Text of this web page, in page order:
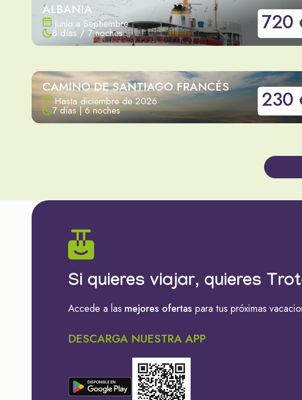
ALBANIA
Junio a Septiembre
8 días / 7 noches 720
CAMINO DE SANTIAGO FRANCÉS
Hasta diciembre de 2026
7 días | 6 noches 230
Si quieres viajar, quieres
Accede a las mejores ofertas para tus próximas
DESCARGA NUESTRA APP